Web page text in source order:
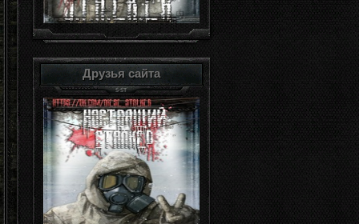
Друзья сайта